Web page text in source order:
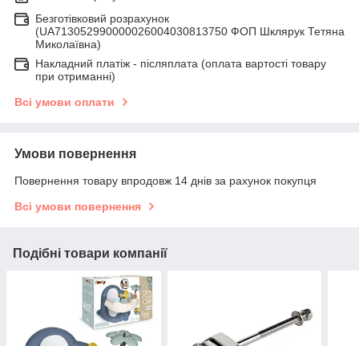
Безготівковий розрахунок
(UA713052990000026004030813750 ФОП Шклярук Тетяна
Миколаївна)
Накладний платіж - післяплатa (оплата вартості товару
при отриманні)
Всі умови оплати
Умови повернення
Повернення товару впродовж 14 днів за рахунок покупця
Всі умови повернення
Подібні товари компанії